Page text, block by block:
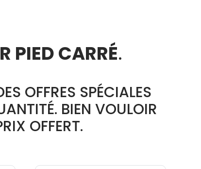
PIED CARRÉ.
OFFRES SPÉCIALES
BIEN VOULOIR
OFFERT.